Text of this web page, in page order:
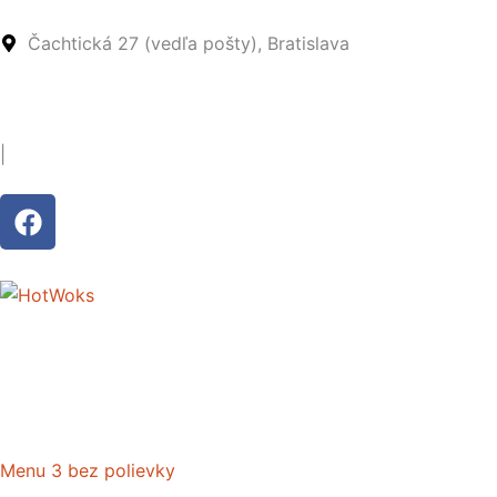
na Čachtická 27 (vedľa pošty), Bratislava
F
a
e
Menu 3 bez polievky